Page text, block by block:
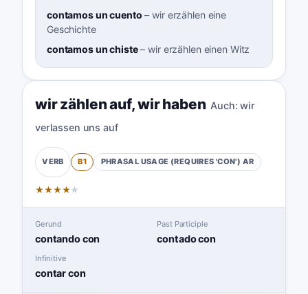
contamos un cuento –wir erzählen eine
Geschichte
contamos un chiste–wir erzählen einen Witz
wir zählen auf,wir haben Auch: wir
verlassen uns auf
VERB B1 PHRASAL USAGE (REQUIRES 'CON') AR
★★★★★
Gerund
contando con
Past Participle
contado con
Infinitive
contar con